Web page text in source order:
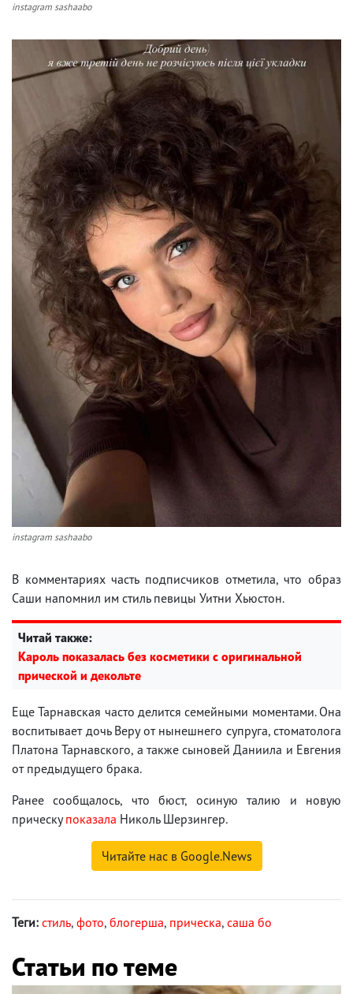
instagram sashaabo
instagram sashaabo
В комментариях часть подписчиков отметила, что образ
Саши напомнил им стиль певицы Уитни Хьюстон.
Читай также:
Кароль показалась без косметики с оригинальной
прической и декольте
Еще Тарнавская часто делится семейными моментами. Она
воспитывает дочь Веру от нынешнего супруга, стоматолога
Платона Тарнавского, а также сыновей Даниила и Евгения
от предыдущего брака.
Ранее сообщалось, что бюст, осиную талию и новую
прическупоказала Николь Шерзингер.
Читайте нас в Google.News
Теги: стиль, фото, блогерша, прическа, саша бо
Статьи по теме